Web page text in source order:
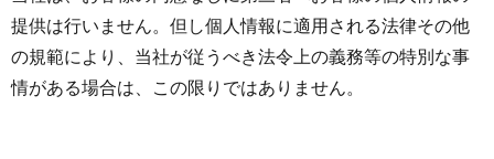
提供は行いません。但し個人情報に適用される法律その他
の規範により、当社が従うべき法令上の義務等の特別な事
情がある場合は、この限りではありません。